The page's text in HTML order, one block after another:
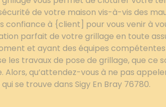
de votre maison vis-à-vis des
confiance à {client] pour vous venir à
parfait de votre grillage en toute
et ayant des équipes compétentes
les travaux de pose de grillage, que ce
Alors, qu’attendez-vous à ne pas
se trouve dans Sigy En Bray 76780.